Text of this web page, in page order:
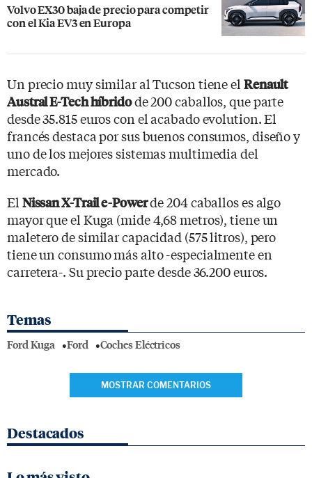
Volvo EX30 baja de precio para competir
con el Kia EV3 en Europa
Un precio muy similar al Tucson tiene el Renault
Austral E-Tech híbridode 200 caballos, que parte
desde 35.815 euros con el acabado evolution. El
francés destaca por sus buenos consumos, diseño y
uno de los mejores sistemas multimedia del
mercado.
El Nissan X-Trail e-Powerde 204 caballos es algo
mayor que el Kuga (mide 4,68 metros), tiene un
maletero de similar capacidad (575 litros), pero
tiene un consumo más alto -especialmente en
carretera-. Su precio parte desde 36.200 euros.
Temas
Ford Kuga Ford Coches Eléctricos
MOSTRAR COMENTARIOS
Destacados